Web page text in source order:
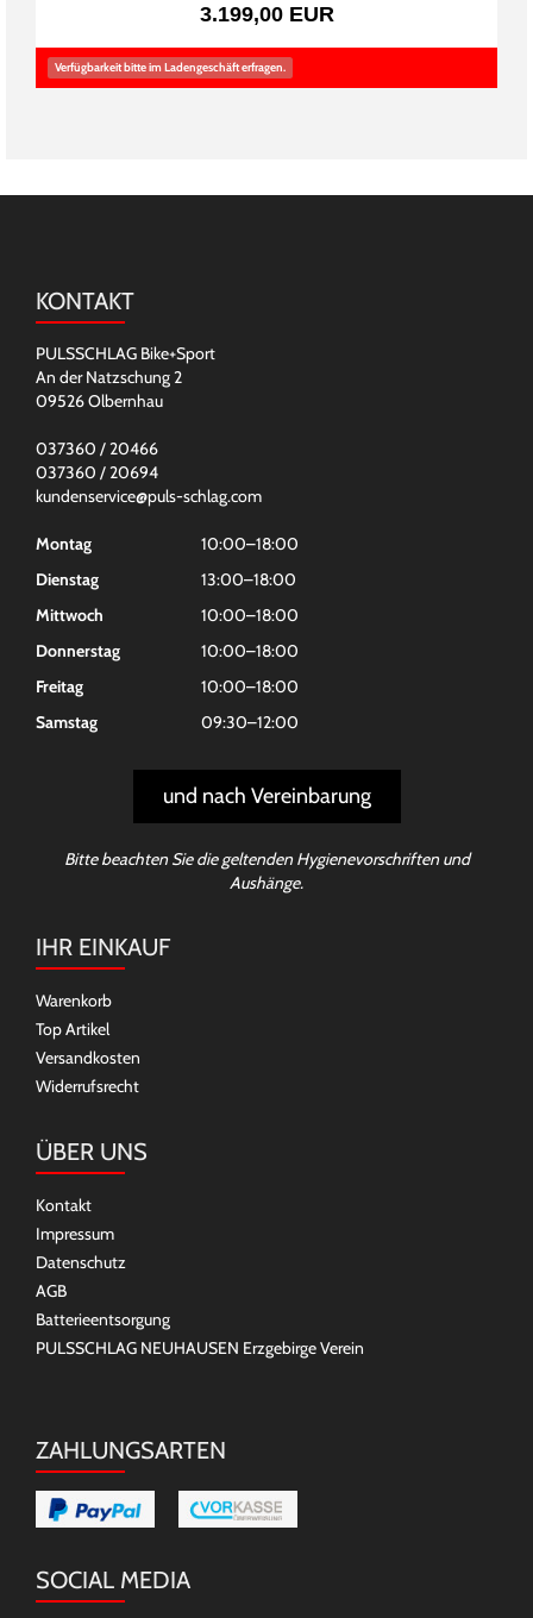
3.199,00 EUR
Verfügbarkeit bitte im Ladengeschäft erfragen.
KONTAKT
PULSSCHLAG Bike+Sport
An der Natzschung 2
09526 Olbernhau
037360 / 20466
037360 / 20694
kundenservice@puls-schlag.com
Montag
10:00–18:00
Dienstag
13:00–18:00
Mittwoch
10:00–18:00
Donnerstag
10:00–18:00
Freitag
10:00–18:00
Samstag
09:30–12:00
und nach Vereinbarung
Bitte beachten Sie die geltenden Hygienevorschriften und
Aushänge.
IHR EINKAUF
Warenkorb
Top Artikel
Versandkosten
Widerrufsrecht
ÜBER UNS
Kontakt
Impressum
Datenschutz
AGB
Batterieentsorgung
PULSSCHLAG NEUHAUSEN Erzgebirge Verein
ZAHLUNGSARTEN
SOCIAL MEDIA